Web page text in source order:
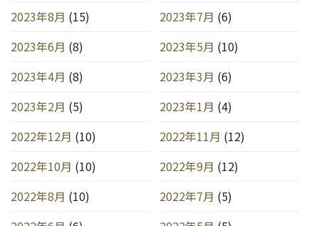
2023年8月 (15) 2023年7月 (6)
2023年6月 (8) 2023年5月 (10)
2023年4月 (8) 2023年3月 (6)
2023年2月 (5) 2023年1月 (4)
2022年12月 (10) 2022年11月 (12)
2022年10月 (10) 2022年9月 (12)
2022年8月 (10) 2022年7月 (5)